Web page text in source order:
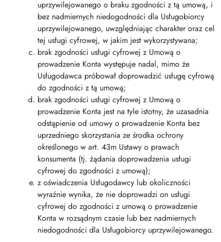
uprzywilejowanego o braku zgodności z tą umową, i
bez nadmiernych niedogodności dla Usługobiorcy
uprzywilejowanego, uwzględniając charakter oraz cel
tej usługi cyfrowej, w jakim jest wykorzystywana;
brak zgodności usługi cyfrowej z Umową o
prowadzenie Konta występuje nadal, mimo że
Usługodawca próbował doprowadzić usługę cyfrową
do zgodności z tą umową;
brak zgodności usługi cyfrowej z Umową o
prowadzenie Konta jest na tyle istotny, że uzasadnia
odstąpienie od umowy o prowadzenie Konta bez
uprzedniego skorzystania ze środka ochrony
określonego w art. 43m Ustawy o prawach
konsumenta (tj. żądania doprowadzenia usługi
cyfrowej do zgodności z umową);
z oświadczenia Usługodawcy lub okoliczności
wyraźnie wynika, że nie doprowadzi on usługi
cyfrowej do zgodności z umową o prowadzenie
Konta w rozsądnym czasie lub bez nadmiernych
niedogodności dla Usługobiorcy uprzywilejowanego.